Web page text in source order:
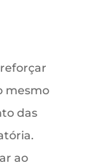
mesmo
das
ao